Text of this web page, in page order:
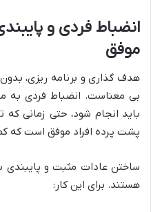
انضباط فردی و
موفق
هدف گذاری و برنامه ریزی،
بی معناست. انضباط فردی به
باید انجام شود، حتی زمانی که
پشت پرده افراد موفق است که
ساختن عادات مثبت و پایبندی
هستند. برای این کار: